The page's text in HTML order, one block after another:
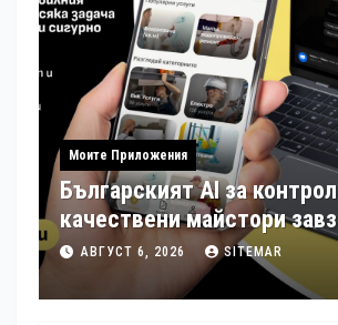
Моите Приложения
Българският AI за
качествени майстори
шест страни в Европа
АВГУСТ 6, 2026 SITEMAR